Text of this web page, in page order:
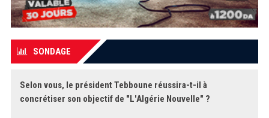
SONDAGE
Selon vous, le président Tebboune réussira-t-il à
concrétiser son objectif de "L'Algérie Nouvelle" ?